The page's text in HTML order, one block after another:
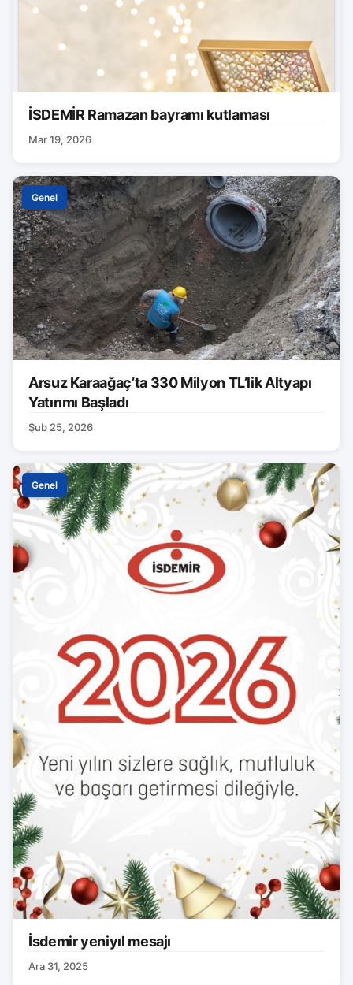
İSDEMİR Ramazan bayramı kutlaması
Mar 19, 2026
Genel
Arsuz Karaağaç’ta 330 Milyon TL’lik Altyapı
Yatırımı Başladı
Şub 25, 2026
Genel
İsdemir yeniyıl mesajı
Ara 31, 2025